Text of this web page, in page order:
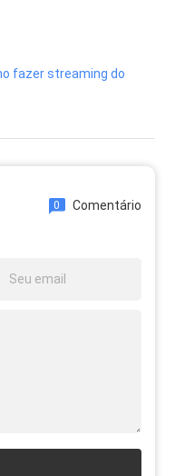
fazer streaming do
0 Comentário